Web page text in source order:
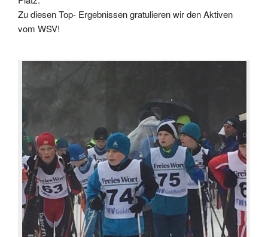
Zu diesen Top- Ergebnissen gratulieren wir den Aktiven
vom WSV!